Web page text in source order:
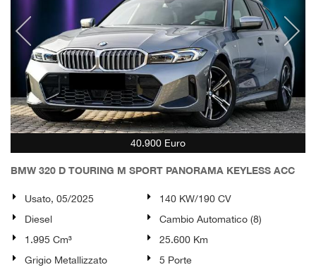
40.900 Euro
BMW 320 D TOURING M SPORT PANORAMA KEYLESS ACC
Usato, 05/2025
140 KW/190 CV
Diesel
Cambio Automatico (8)
1.995 Cm³
25.600 Km
Grigio Metallizzato
5 Porte